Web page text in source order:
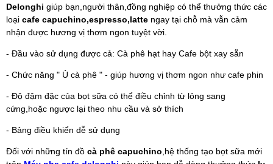
Delonghi giúp bạn,người thân,đồng nghiệp có thể thưởng thức các
loại cafe capuchino,espresso,latte ngay tại chỗ mà vẫn cảm
nhận được hương vị thơm ngon tuyệt vời.
- Đầu vào sử dụng được cả: Cà phê hạt hay Cafe bột xay sẵn
- Chức năng " Ủ cà phê " - giúp hương vị thơm ngon như cafe phin
- Độ đậm đặc của bọt sữa có thể điều chỉnh từ lỏng sang
cứng,hoặc ngược lại theo nhu cầu và sở thích
- Bảng điều khiển dễ sử dụng
Đối với những tín đồ cà phê capuchino ,hệ thống tạo bọt sữa mới